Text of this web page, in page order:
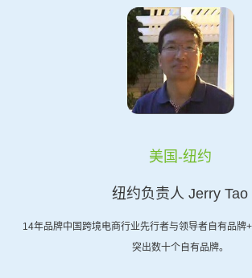
美国-纽约
纽约负责人 Jerry Tao
14年品牌中国跨境电商行业先行者与领导者自有品牌
突出数十个自有品牌。